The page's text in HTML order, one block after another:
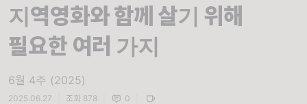
지역영화와 함께 살기 위해
필요한 여러 가지
6월 4주 (2025)
2025.06.27 조회 878 0